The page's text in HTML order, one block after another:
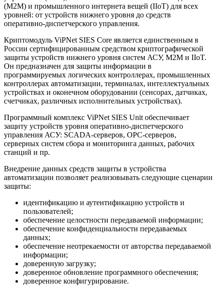
(М2М) и промышленного интернета вещей (IIoT) для всех
уровней: от устройств нижнего уровня до средств
оперативно-диспетчерского управления.
Криптомодуль ViPNet SIES Core является единственным в
России сертифицированным средством криптографической
защиты устройств нижнего уровня систем АСУ, M2M и IIoT.
Он предназначен для защиты информации в
программируемых логических контроллерах, промышленных
контроллерах автоматизации, терминалах, интеллектуальных
устройствах и оконечном оборудовании (сенсорах, датчиках,
счетчиках, различных исполнительных устройствах).
Программный комплекс ViPNet SIES Unit обеспечивает
защиту устройств уровня оперативно-диспетчерского
управления АСУ: SCADA-серверов, OPC-серверов,
серверных систем сбора и мониторинга данных, рабочих
станций и пр.
Внедрение данных средств защиты в устройства
автоматизации позволяет реализовывать следующие сценарии
защиты:
идентификацию и аутентификацию устройств и
пользователей;
обеспечение целостности передаваемой информации;
обеспечение конфиденциальности передаваемых
данных;
обеспечение неотрекаемости от авторства передаваемой
информации;
доверенную загрузку;
доверенное обновление программного обеспечения;
доверенное конфигурирование.